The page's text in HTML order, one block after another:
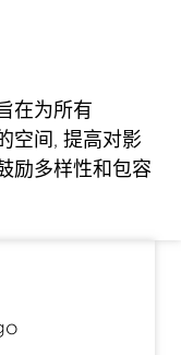
在为所有
空间, 提高对影
励多样性和包容